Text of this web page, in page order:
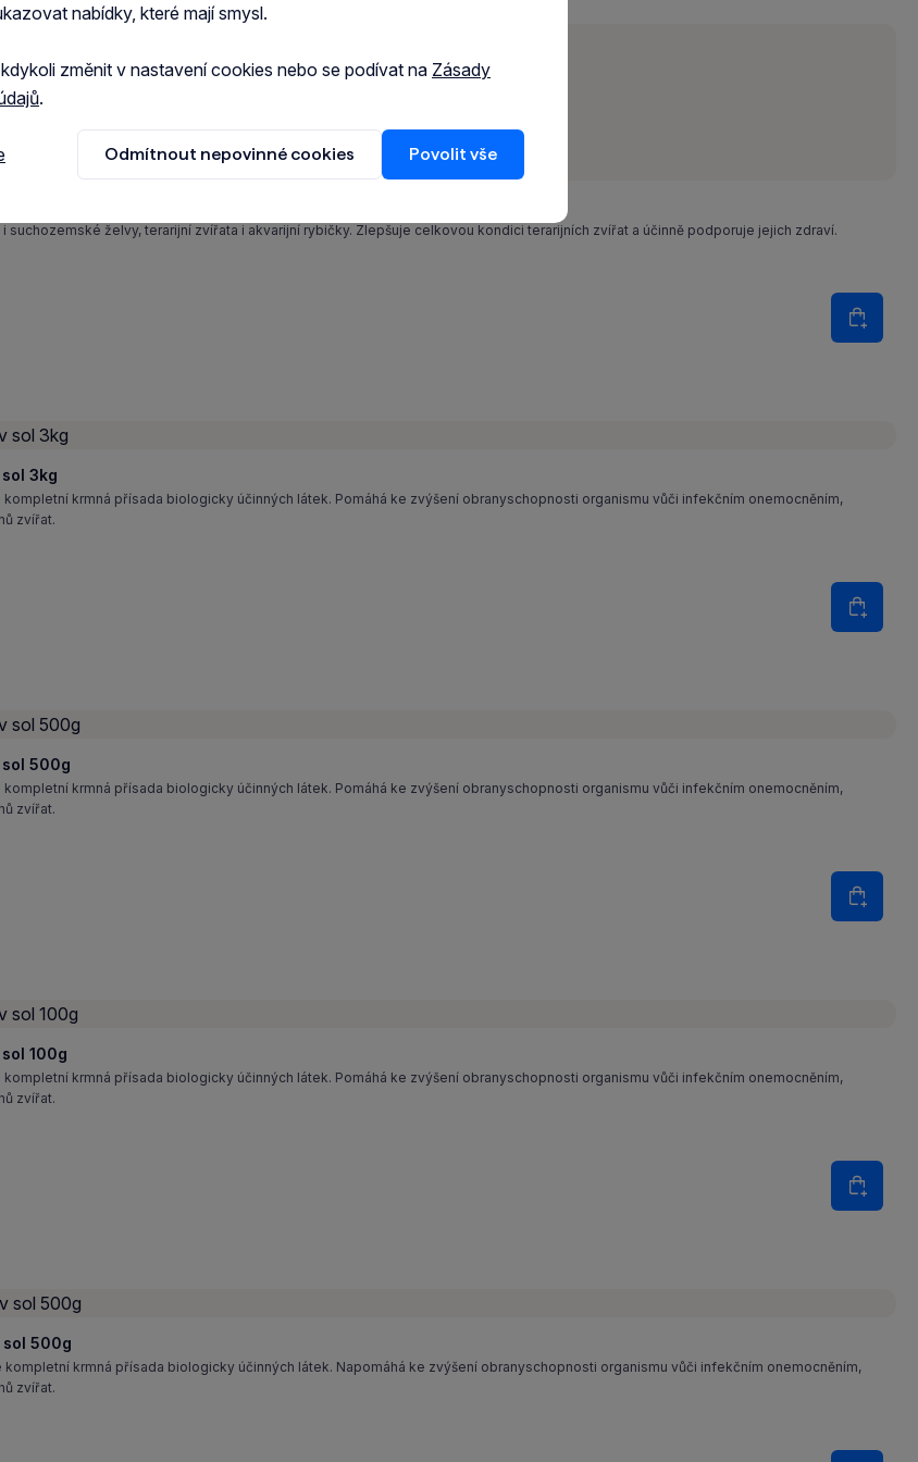
suchozemské želvy, terarijní zvířata i akvarijní rybičky. Zlepšuje celkovou kondici terarijních zvířat a účinně podporuje jejich zdraví.
Množství
Do
3kg
krmná přísada biologicky účinných látek. Pomáhá ke zvýšení obranyschopnosti organismu vůči infekčním onemocněním,
zvířat.
Množství
Do
500g
krmná přísada biologicky účinných látek. Pomáhá ke zvýšení obranyschopnosti organismu vůči infekčním onemocněním,
zvířat.
Množství
Do
100g
krmná přísada biologicky účinných látek. Pomáhá ke zvýšení obranyschopnosti organismu vůči infekčním onemocněním,
zvířat.
Množství
Do
sol 500g
krmná přísada biologicky účinných látek. Napomáhá ke zvýšení obranyschopnosti organismu vůči infekčním onemocněním,
zvířat.
nabídky, které mají smysl.
změnit v nastavení cookies nebo se podívat na Zásady
.
Odmítnout nepovinné cookies Povolit vše